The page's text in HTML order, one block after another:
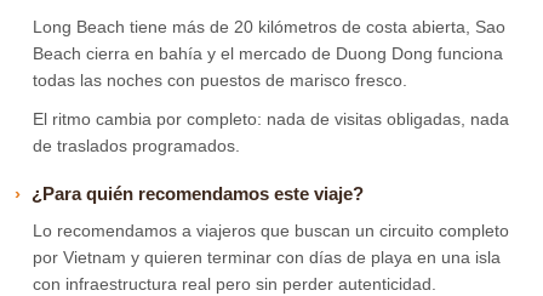
Long Beach tiene más de 20 kilómetros de costa abierta, Sao
Beach cierra en bahía y el mercado de Duong Dong funciona
todas las noches con puestos de marisco fresco.
El ritmo cambia por completo: nada de visitas obligadas, nada
de traslados programados.
¿Para quién recomendamos este viaje?
Lo recomendamos a viajeros que buscan un circuito completo
por Vietnam y quieren terminar con días de playa en una isla
con infraestructura real pero sin perder autenticidad.